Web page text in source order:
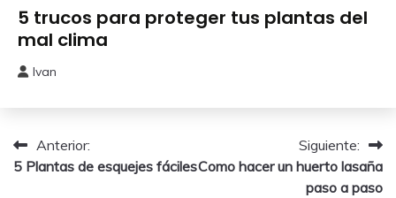
Cuidados
del
Huerto
5 trucos para proteger tus plantas del
mal clima
enero,
Ivan
Navegación
de
Anterior:
5 Plantas de esquejes fáciles
Siguiente:
Como hacer un huerto lasaña
paso a paso